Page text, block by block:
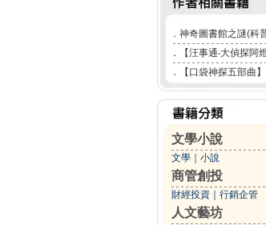
． 神奇圖書館之謎(科
．
【汪事通‧大偵探阿
．
【口袋神探五部曲
文學小說
文學 小說
商管創投
財經投資 行銷企管
人文藝坊